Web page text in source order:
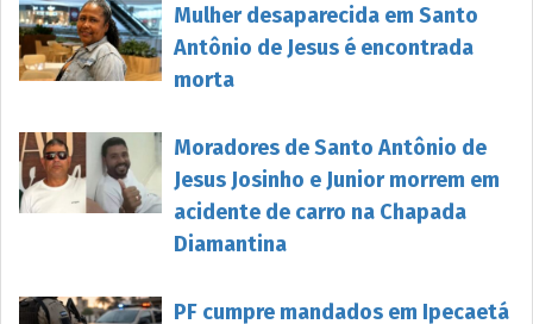
Mulher desaparecida em Santo
Antônio de Jesus é encontrada
morta
Moradores de Santo Antônio de
Jesus Josinho e Junior morrem em
acidente de carro na Chapada
Diamantina
PF cumpre mandados em Ipecaetá